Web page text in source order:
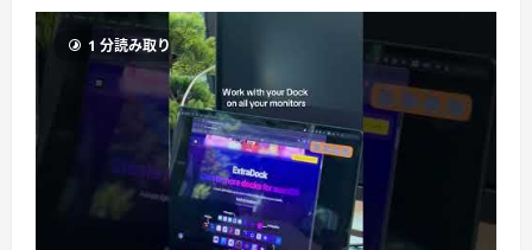
1 分読み取り